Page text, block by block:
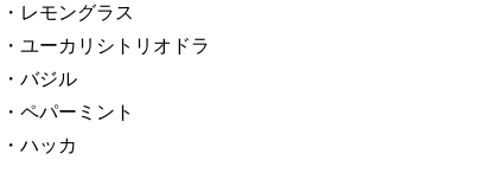
・レモングラス
・ユーカリシトリオドラ
・バジル
・ペパーミント
・ハッカ